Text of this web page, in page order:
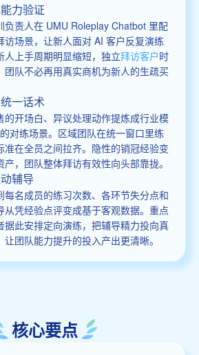
力验证
负责人在 UMU Roleplay Chatbot 里配
访场景，让新人面对 AI 客户反复演练
人上手周期明显缩短，独立拜访客户时
团队不必再用真实商机为新人的生疏买
一话术
的开场白、异议处理动作提炼成行业模
对练场景。区域团队在统一窗口里练
准在全员之间拉齐。隐性的销冠经验变
，团队整体拜访有效性向头部靠拢。
辅导
每名成员的练习次数、各环节失分点和
从凭经验点评变成基于客观数据。重点
据此安排定向演练，把辅导精力投向真
团队能力提升的投入产出更清晰。
核心要点